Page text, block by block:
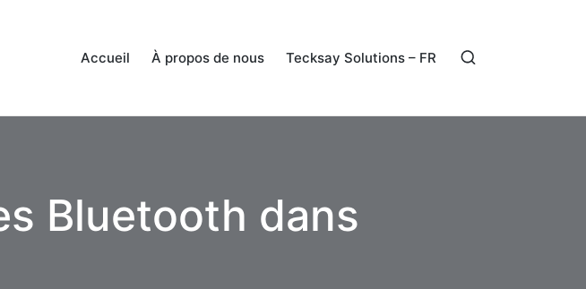
Accueil À propos de nous Tecksay Solutions – FR
Bluetooth dans